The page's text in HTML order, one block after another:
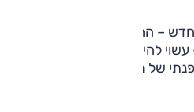
– עשוי להיראות לרבים יקר, בייחוד
של רכב פנאי ולא מתעתדים